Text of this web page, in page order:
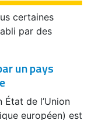
certaines
par des
un pays
de l’Union
européen) est